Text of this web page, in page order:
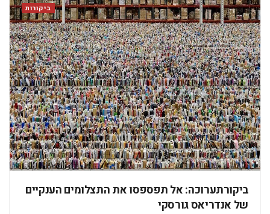
ביקורות
ביקורתערוכה: אל תפספסו את התצלומים הענקיים
של אנדריאס גורסקי